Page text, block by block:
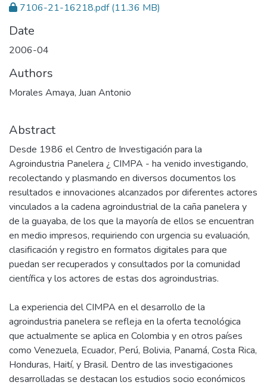
7106-21-16218.pdf(11.36 MB)
Date
2006-04
Authors
Morales Amaya, Juan Antonio
Abstract
Desde 1986 el Centro de Investigación para la
Agroindustria Panelera ¿ CIMPA - ha venido investigando,
recolectando y plasmando en diversos documentos los
resultados e innovaciones alcanzados por diferentes actores
vinculados a la cadena agroindustrial de la caña panelera y
de la guayaba, de los que la mayoría de ellos se encuentran
en medio impresos, requiriendo con urgencia su evaluación,
clasificación y registro en formatos digitales para que
puedan ser recuperados y consultados por la comunidad
científica y los actores de estas dos agroindustrias.
La experiencia del CIMPA en el desarrollo de la
agroindustria panelera se refleja en la oferta tecnológica
que actualmente se aplica en Colombia y en otros países
como Venezuela, Ecuador, Perú, Bolivia, Panamá, Costa Rica,
Honduras, Haití, y Brasil. Dentro de las investigaciones
desarrolladas se destacan los estudios socio económicos